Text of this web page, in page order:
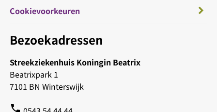
Bezoekadressen
Streekziekenhuis Koningin Beatrix
Beatrixpark 1
7101 BN Winterswijk
phone
Cookievoorkeuren